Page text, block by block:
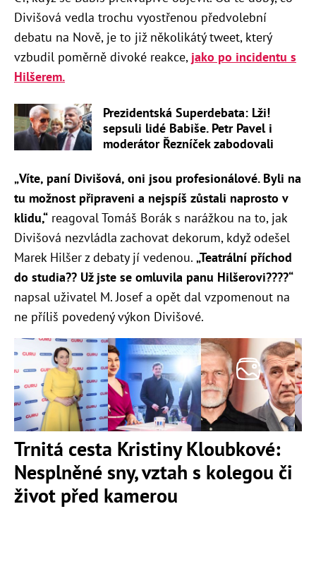
Divišová vedla trochu vyostřenou předvolební
debatu na Nově, je to již několikátý tweet, který
vzbudil poměrně divoké reakce, jako po incidentu s
Hilšerem.
Prezidentská Superdebata: Lži!
sepsuli lidé Babiše. Petr Pavel i
moderátor Řezníček zabodovali
​„Víte, paní Divišová, oni jsou profesionálové. Byli na
tu možnost připraveni a nejspíš zůstali naprosto v
klidu,“ reagoval Tomáš Borák s narážkou na to, jak
Divišová nezvládla zachovat dekorum, když odešel
Marek Hilšer z debaty jí vedenou. „Teatrální příchod
do studia?? Už jste se omluvila panu Hilšerovi????“
napsal uživatel M. Josef a opět dal vzpomenout na
ne příliš povedený výkon Divišové.
Trnitá cesta Kristiny Kloubkové:
Nesplněné sny, vztah s kolegou či
život před kamerou